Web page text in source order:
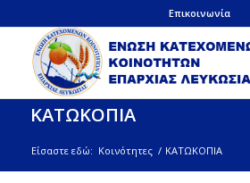
Επικοινωνία
ΚΑΤΩΚΟΠΙΑ
Είσαστε εδώ: Κοινότητες / ΚΑΤΩΚΟΠΙΑ